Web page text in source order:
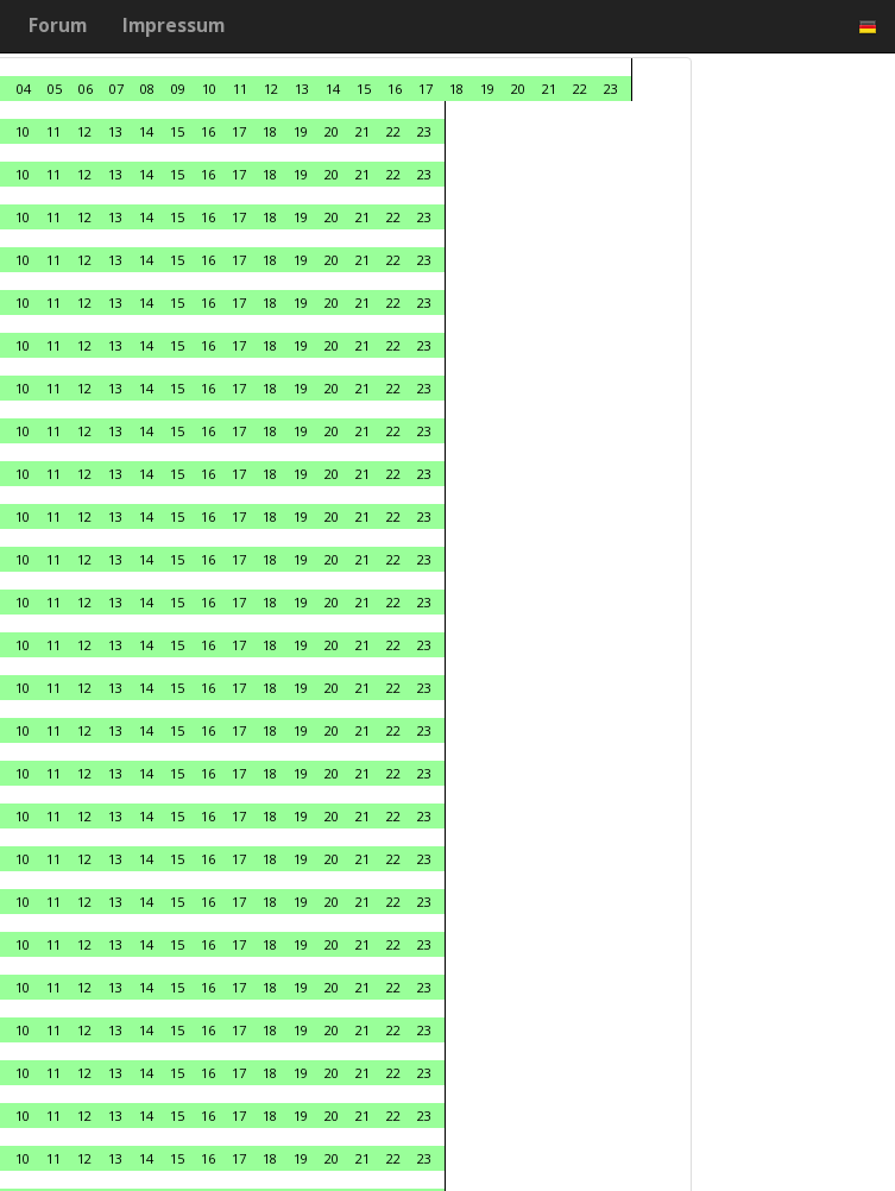
Forum Impressum
04 05 06 07 08 09 10 11 12 13 14 15 16 17 18 19 20 21 22
23
10 11 12 13 14 15 16 17 18 19 20 21 22
23
10 11 12 13 14 15 16 17 18 19 20 21 22
23
10 11 12 13 14 15 16 17 18 19 20 21 22
23
10 11 12 13 14 15 16 17 18 19 20 21 22
23
10 11 12 13 14 15 16 17 18 19 20 21 22
23
10 11 12 13 14 15 16 17 18 19 20 21 22
23
10 11 12 13 14 15 16 17 18 19 20 21 22
23
10 11 12 13 14 15 16 17 18 19 20 21 22
23
10 11 12 13 14 15 16 17 18 19 20 21 22
23
10 11 12 13 14 15 16 17 18 19 20 21 22
23
10 11 12 13 14 15 16 17 18 19 20 21 22
23
10 11 12 13 14 15 16 17 18 19 20 21 22
23
10 11 12 13 14 15 16 17 18 19 20 21 22
23
10 11 12 13 14 15 16 17 18 19 20 21 22
23
10 11 12 13 14 15 16 17 18 19 20 21 22
23
10 11 12 13 14 15 16 17 18 19 20 21 22
23
10 11 12 13 14 15 16 17 18 19 20 21 22
23
10 11 12 13 14 15 16 17 18 19 20 21 22
23
10 11 12 13 14 15 16 17 18 19 20 21 22
23
10 11 12 13 14 15 16 17 18 19 20 21 22
23
10 11 12 13 14 15 16 17 18 19 20 21 22
23
10 11 12 13 14 15 16 17 18 19 20 21 22
23
10 11 12 13 14 15 16 17 18 19 20 21 22
23
10 11 12 13 14 15 16 17 18 19 20 21 22
23
10 11 12 13 14 15 16 17 18 19 20 21 22
23